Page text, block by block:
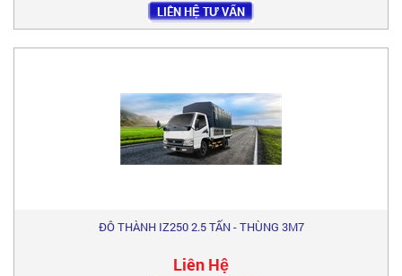
LIÊN HỆ TƯ VẤN
ĐÔ THÀNH IZ250 2.5 TẤN - THÙNG 3M7
Liên Hệ